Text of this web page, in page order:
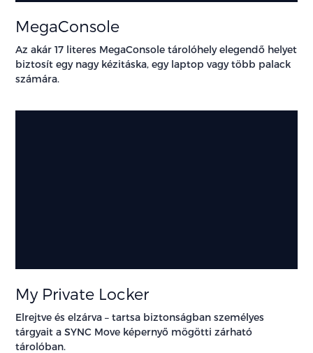
MegaConsole
Az akár 17 literes MegaConsole tárolóhely elegendő helyet
biztosít egy nagy kézitáska, egy laptop vagy több palack
számára.
My Private Locker
Elrejtve és elzárva – tartsa biztonságban személyes
tárgyait a SYNC Move képernyő mögötti zárható
tárolóban.